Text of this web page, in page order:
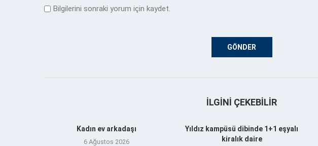
Bilgilerini sonraki yorum için kaydet.
İLGINI ÇEKEBILIR
Kadın ev arkadaşı
6 Ağustos 2026
Yıldız kampüsü dibinde 1+1 eşyalı
kiralık daire